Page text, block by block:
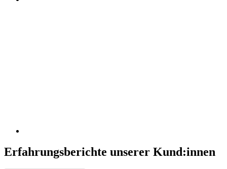
Erfahrungsberichte unserer Kund:innen